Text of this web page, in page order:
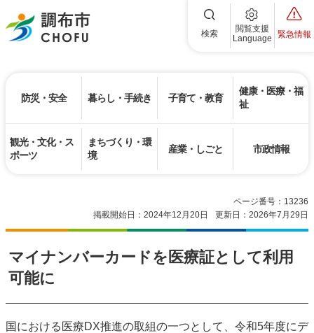
調布市 検索
閲覧支援
Language
緊急情報
防災・安全 暮らし・手続き 子育て・教育
健康・医療・福
祉
観光・文化・ス
ポーツ
まちづくり・環
境
産業・しごと 市政情報
ページ番号：13236
掲載開始日：2024年12月20日
更新日：2026年7月29日
マイナンバーカードを医療証として利用
可能に
国における医療DX推進の取組の一つとして、令和5年度にデ